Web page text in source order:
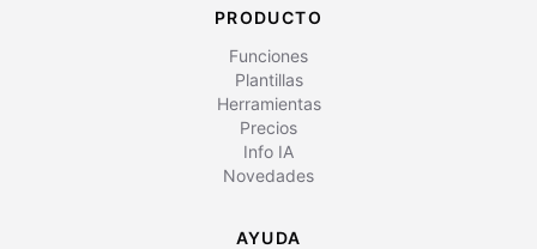
PRODUCTO
Funciones
Plantillas
Herramientas
Precios
Info IA
Novedades
AYUDA